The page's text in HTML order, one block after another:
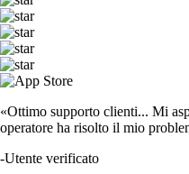
«Ottimo supporto clienti... Mi
operatore ha risolto il mio
-Utente verificato